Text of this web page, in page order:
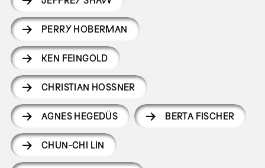
PERRY HOBERMAN
KEN FEINGOLD
CHRISTIAN HOSSNER
AGNES HEGEDÜS BERTA FISCHER
CHUN-CHI LIN